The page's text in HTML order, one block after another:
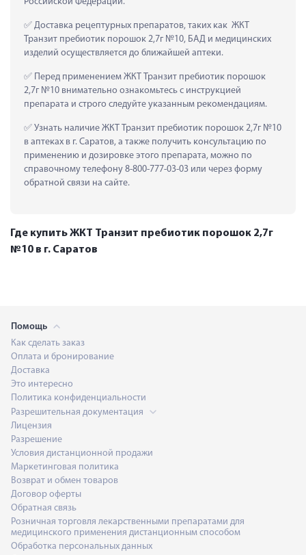
Доставка рецептурных препаратов, таких как  ЖКТ
Транзит пребиотик порошок 2,7г №10, БАД и медицинских
изделий осуществляется до ближайшей аптеки.
Перед применением ЖКТ Транзит пребиотик порошок
2,7г №10 внимательно ознакомьтесь с инструкцией
препарата и строго следуйте указанным рекомендациям.
Узнать наличие ЖКТ Транзит пребиотик порошок 2,7г №10
в аптеках в г. Саратов, а также получить консультацию по
применению и дозировке этого препарата, можно по
справочному телефону 8-800-777-03-03 или через форму
обратной связи на сайте.
Где купить ЖКТ Транзит пребиотик порошок 2,7г
№10 в г. Саратов
Помощь
Как сделать заказ
Оплата и бронирование
Доставка
Это интересно
Политика конфиденциальности
Разрешительная документация
Лицензия
Разрешение
Условия дистанционной продажи
Маркетинговая политика
Возврат и обмен товаров
Договор оферты
Обратная связь
Розничная торговля лекарственными препаратами для
медицинского применения дистанционным способом
Обработка персональных данных